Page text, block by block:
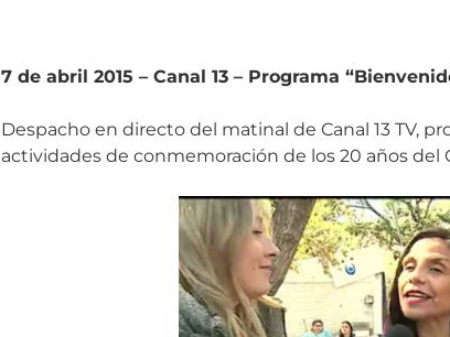
7 de abril 2015 – Canal 13 – Programa
Despacho en directo del matinal de Canal 13 TV,
actividades de conmemoración de los 20 años del